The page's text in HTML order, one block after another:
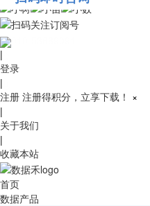
010-53689091
|
登录
|
注册 注册得积分，立享下载！ ×
|
关于我们
|
收藏本站
首页
数据产品